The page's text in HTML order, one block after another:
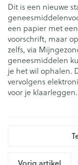
Dit is een nieuwe
een papier met
voorschrift, maar
zelfs, via
geneesmiddelen
je het wil ophalen.
vervolgens
voor je klaarleggen.